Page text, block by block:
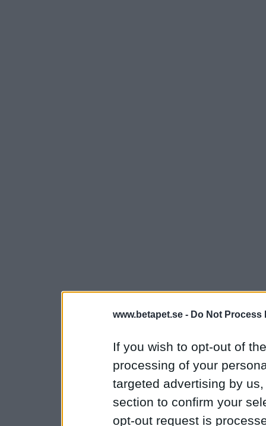
www.betapet.se - Do Not Process
If you wish to opt-out of
processing of your
targeted advertising by
section to confirm your
opt-out request is